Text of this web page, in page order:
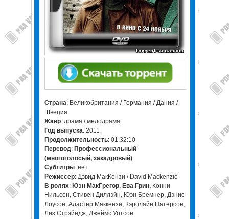
Страна: Великобритания / Германия / Дания /
Швеция
Жанр: драма / мелодрама
Год выпуска: 2011
Продолжительность: 01:32:10
Перевод: Профессиональный
(многоголосый, закадровый)
Cубтитры: нет
Режиссер: Дэвид МакКензи / David Mackenzie
В ролях: Юэн МакГрегор, Ева Грин,Конни
Нильсен, Стивен Диллэйн, Юэн Бремнер, Дэнис
Лоусон, Аластер Маккензи, Кэролайн Патерсон,
Лиз Стрэйндж, Джеймс Уотсон